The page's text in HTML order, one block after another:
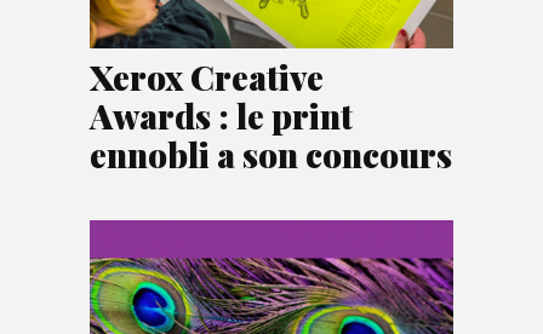
Xerox Creative
Awards : le print
ennobli a son concours